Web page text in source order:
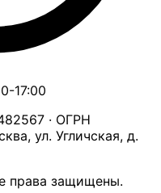
17:00
· ОГРН
ул. Угличская, д.
права защищены.